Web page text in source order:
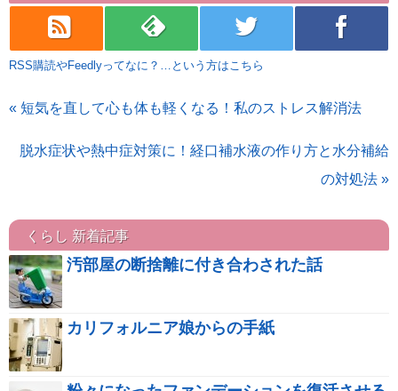
rss feedly twitter facebook
RSS購読やFeedlyってなに？…という方はこちら
« 短気を直して心も体も軽くなる！私のストレス解消法
脱水症状や熱中症対策に！経口補水液の作り方と水分補給
の対処法 »
くらし 新着記事
汚部屋の断捨離に付き合わされた話
カリフォルニア娘からの手紙